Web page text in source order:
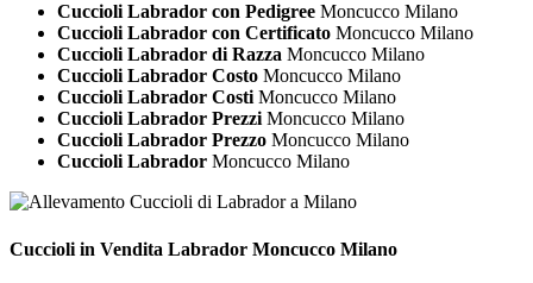
Cuccioli Labrador con Pedigree Moncucco Milano
Cuccioli Labrador con Certificato Moncucco Milano
Cuccioli Labrador di Razza Moncucco Milano
Cuccioli Labrador Costo Moncucco Milano
Cuccioli Labrador CostiMoncucco Milano
Cuccioli Labrador PrezziMoncucco Milano
Cuccioli Labrador Prezzo Moncucco Milano
Cuccioli Labrador Moncucco Milano
Cuccioli in Vendita Labrador Moncucco Milano